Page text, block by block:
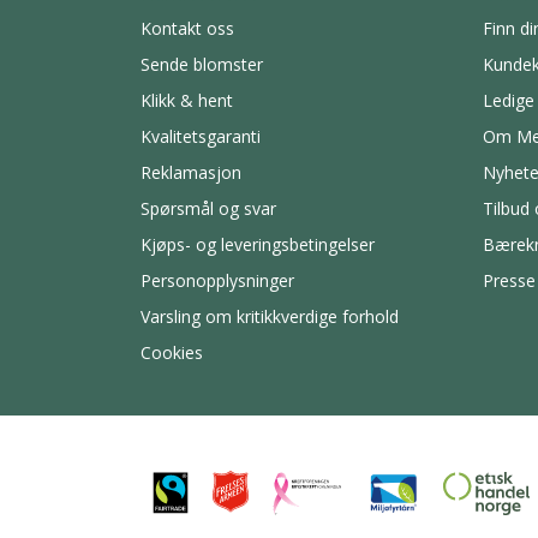
Kontakt oss
Sende blomster
Klikk & hent
Kvalitetsgaranti
Reklamasjon
Spørsmål og svar
Kjøps- og leveringsbetingelser
Personopplysninger
Varsling om kritikkverdige forhold
Cookies
Finn
Om
Tilbud
Presse